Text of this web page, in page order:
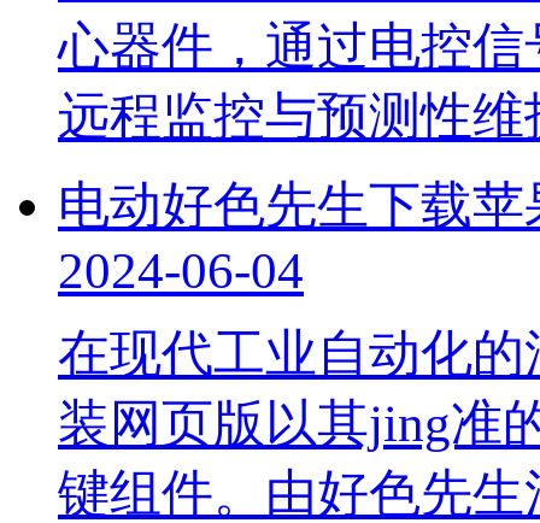
心器件，通过电控
远程监控与预测性
电动好色先生下载
2024-06-04
在现代工业自动化的
装网页版以其jing准
键组件。由好色先